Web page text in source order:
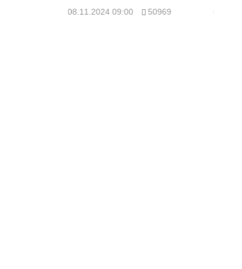
08.11.2024 09:00 50969